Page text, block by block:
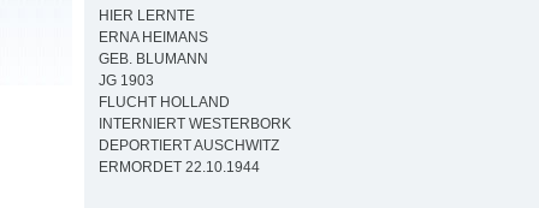
HIER LERNTE
ERNA HEIMANS
GEB. BLUMANN
JG 1903
FLUCHT HOLLAND
INTERNIERT WESTERBORK
DEPORTIERT AUSCHWITZ
ERMORDET 22.10.1944